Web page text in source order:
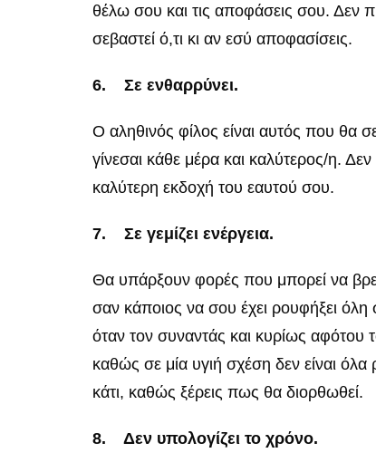
θέλω σου και τις αποφάσεις σου. Δεν
σεβαστεί ό,τι κι αν εσύ αποφασίσεις.
6. Σε ενθαρρύνει.
Ο αληθινός φίλος είναι αυτός που θα
γίνεσαι κάθε μέρα και καλύτερος/η.
καλύτερη εκδοχή του εαυτού σου.
7. Σε γεμίζει ενέργεια.
Θα υπάρξουν φορές που μπορεί να
σαν κάποιος να σου έχει ρουφήξει
όταν τον συναντάς και κυρίως αφότου
καθώς σε μία υγιή σχέση δεν είναι
κάτι, καθώς ξέρεις πως θα διορθωθεί.
8. Δεν υπολογίζει το χρόνο.